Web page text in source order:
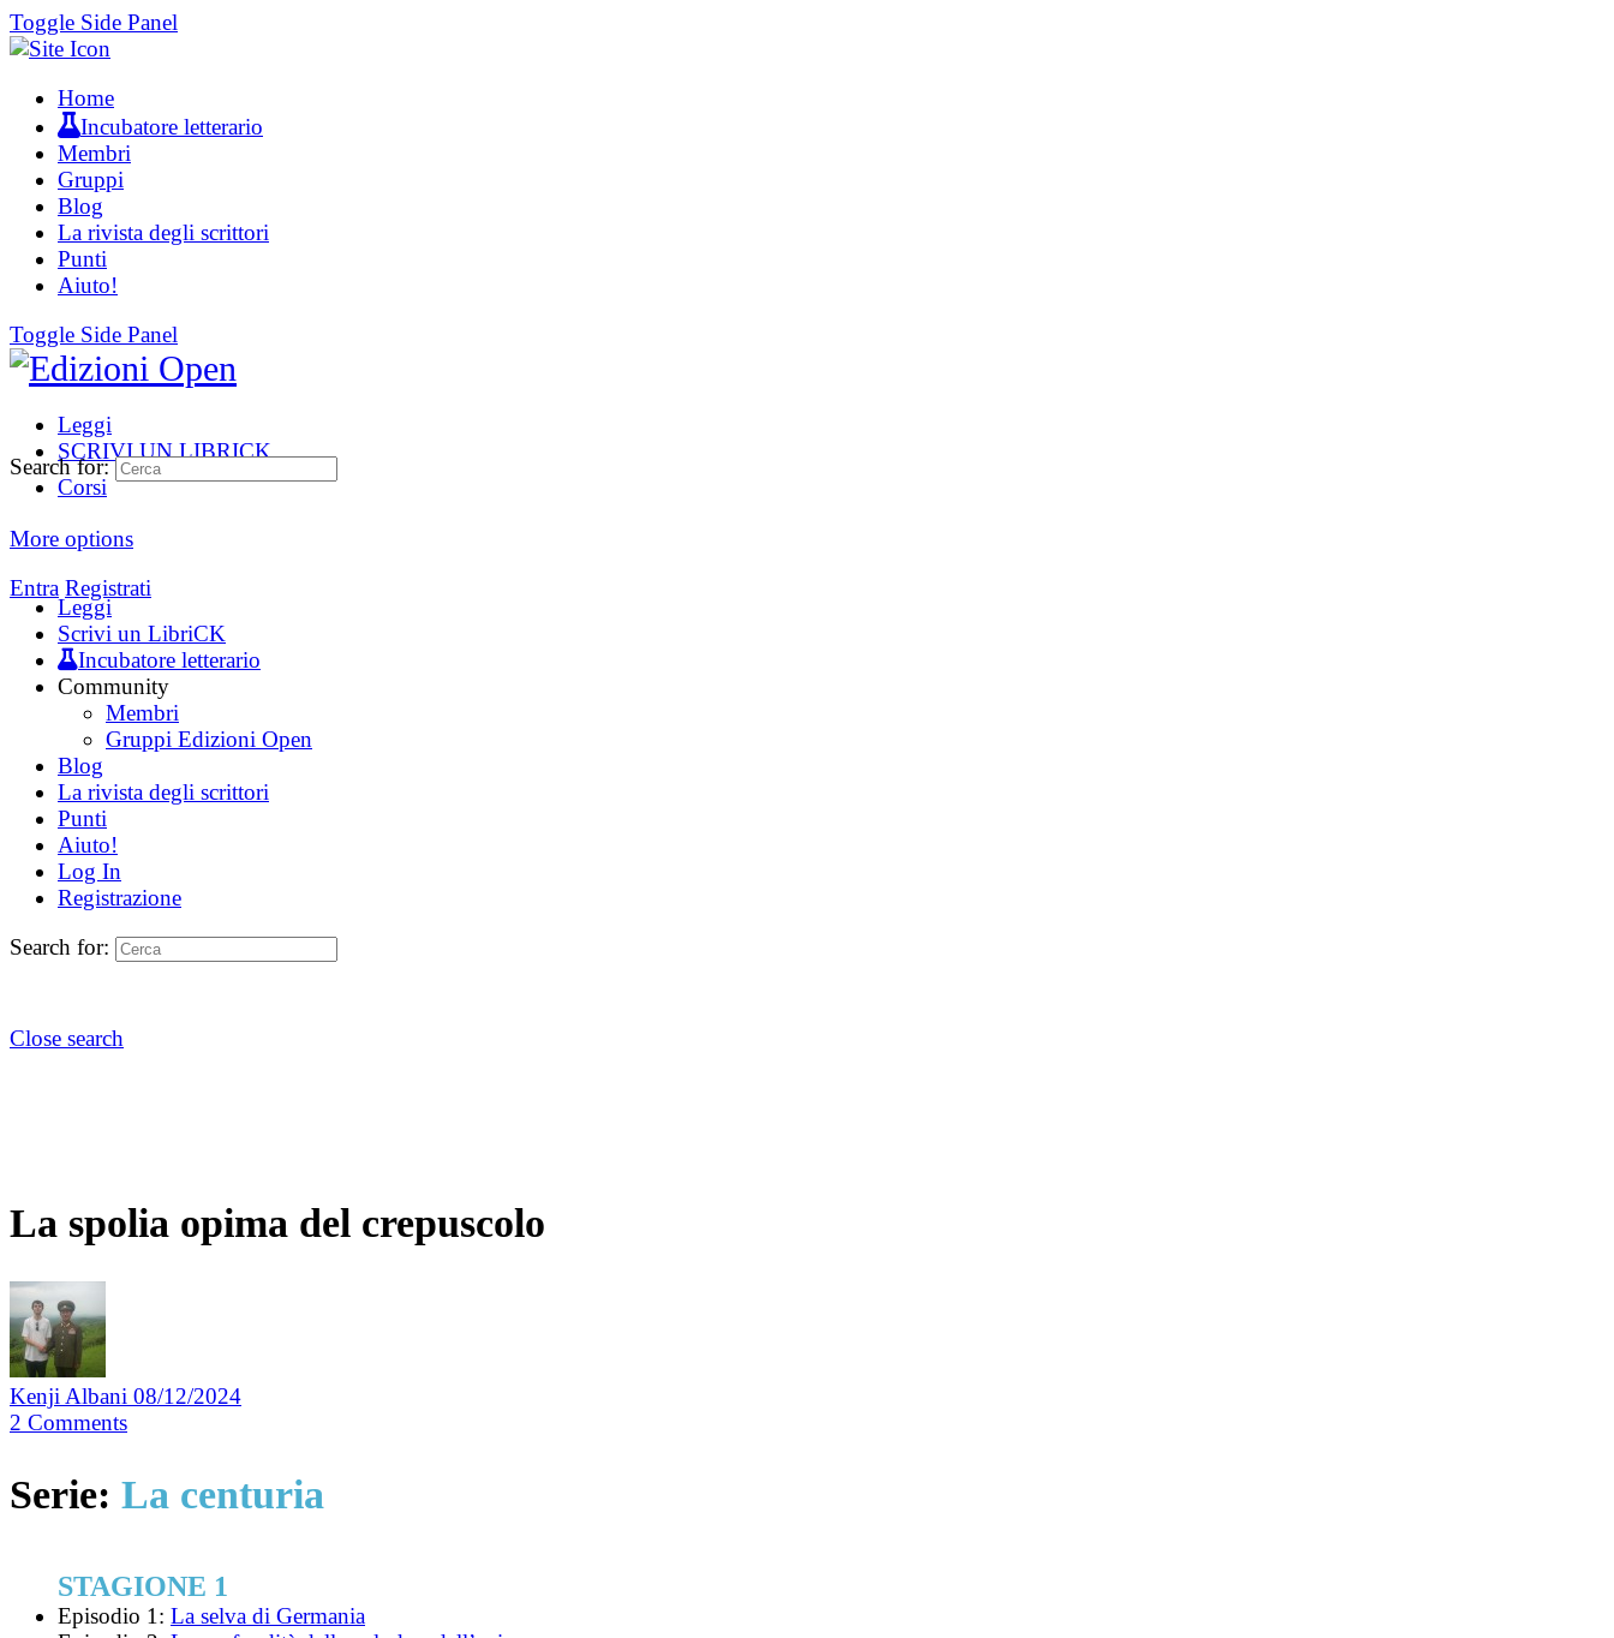
Toggle Side Panel
Home
Incubatore letterario
Membri
Gruppi
Blog
La rivista degli scrittori
Punti
Aiuto!
Toggle Side Panel
Leggi
SCRIVI UN LIBRICK
Corsi
More options
Entra Registrati
Search for:
Leggi
Scrivi un LibriCK
Incubatore letterario
Community
Membri
Gruppi Edizioni Open
Blog
La rivista degli scrittori
Punti
Aiuto!
Log In
Registrazione
Search for:
Close search
La spolia opima del crepuscolo
Kenji Albani 08/12/2024
2 Comments
Serie: La centuria
STAGIONE 1
Episodio 1: La selva di Germania